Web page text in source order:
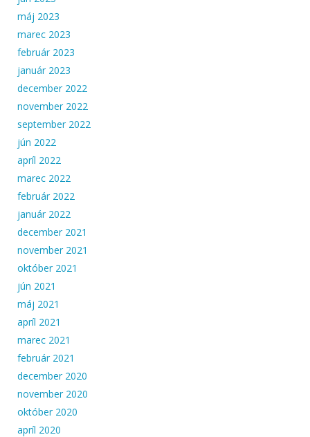
máj 2023
marec 2023
február 2023
január 2023
december 2022
november 2022
september 2022
jún 2022
apríl 2022
marec 2022
február 2022
január 2022
december 2021
november 2021
október 2021
jún 2021
máj 2021
apríl 2021
marec 2021
február 2021
december 2020
november 2020
október 2020
apríl 2020